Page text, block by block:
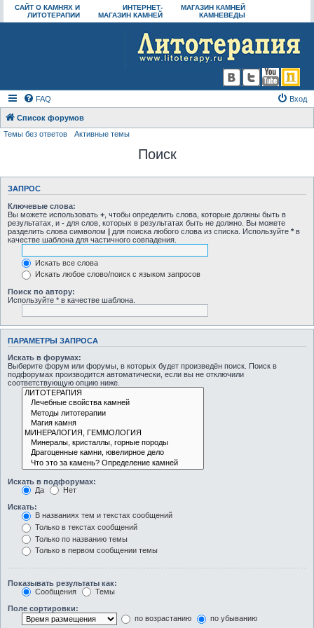
САЙТ О КАМНЯХ И
ЛИТОТЕРАПИИ
ИНТЕРНЕТ-
МАГАЗИН КАМНЕЙ
МАГАЗИН КАМНЕЙ
КАМНЕВЕДЫ
FAQ Вход
Список форумов
Темы без ответов
Активные темы
Поиск
ЗАПРОС
Ключевые слова:
Вы можете использовать + , чтобы определить слова, которые должны быть в
результатах, и - для слов, которых в результатах быть не должно. Вы можете
разделить слова символом | для поиска любого слова из списка. Используйте * в
качестве шаблона для частичного совпадения.
Искать все слова
Искать любое слово/поиск с языком запросов
Поиск по автору:
Используйте * в качестве шаблона.
ПАРАМЕТРЫ ЗАПРОСА
Искать в форумах:
Выберите форум или форумы, в которых будет произведён поиск. Поиск в
подфорумах производится автоматически, если вы не отключили
соответствующую опцию ниже.
Искать в подфорумах:
Да
Нет
Искать:
В названиях тем и текстах сообщений
Только в текстах сообщений
Только по названию темы
Только в первом сообщении темы
Показывать результаты как:
Сообщения
Темы
Поле сортировки:
по возрастанию
по убыванию